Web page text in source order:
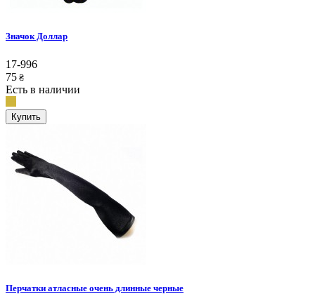
Значок Доллар
17-996
75 ₴
Есть в наличии
Купить
Перчатки атласные очень длинные черные